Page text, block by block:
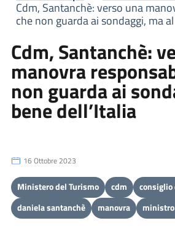
Cdm, Santanchè: verso una
che non guarda ai sondaggi, ma
Cdm, Santanchè:
manovra
non guarda ai
bene dell’Italia
16 Ottobre 2023
Ministero del Turismo cdm
daniela santanchè
manovra